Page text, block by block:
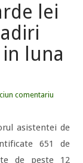
lei
luna
comentariu
asistentei de
651 de
de peste 12